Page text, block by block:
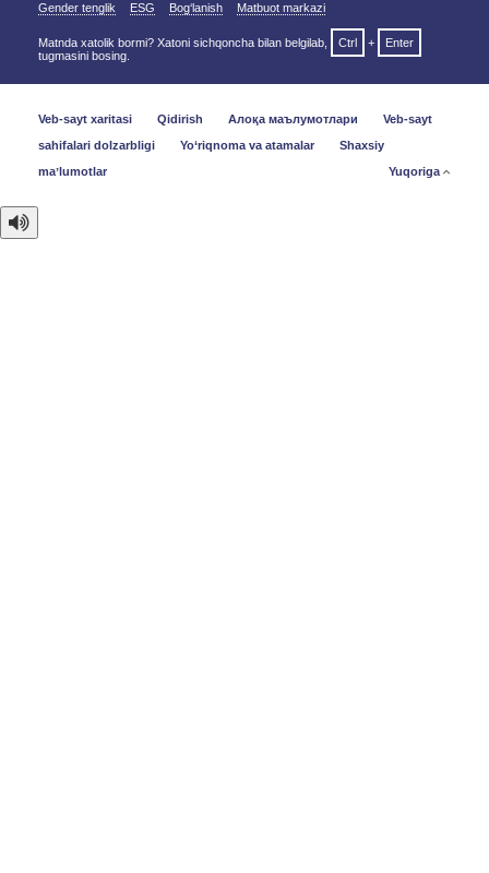
Gender tenglik
ESG Bog‘lanish Matbuot markazi
Matnda xatolik bormi? Xatoni sichqoncha bilan belgilab, Ctrl +
Enter
tugmasini bosing.
Veb-sayt xaritasi Qidirish Алоқа маълумотлари
Veb-sayt
sahifalari dolzarbligi
Yo‘riqnoma va atamalar
Shaxsiy
maʼlumotlar
Yuqoriga